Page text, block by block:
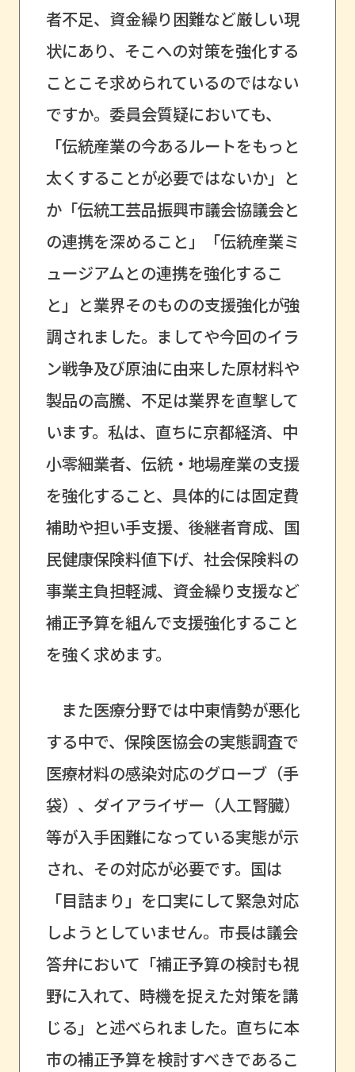
者不足、資金繰り困難など厳しい現
状にあり、そこへの対策を強化する
ことこそ求められているのではない
ですか。委員会質疑においても、
「伝統産業の今あるルートをもっと
太くすることが必要ではないか」と
か「伝統工芸品振興市議会協議会と
の連携を深めること」「伝統産業ミ
ュージアムとの連携を強化するこ
と」と業界そのものの支援強化が強
調されました。ましてや今回のイラ
ン戦争及び原油に由来した原材料や
製品の高騰、不足は業界を直撃して
います。私は、直ちに京都経済、中
小零細業者、伝統・地場産業の支援
を強化すること、具体的には固定費
補助や担い手支援、後継者育成、国
民健康保険料値下げ、社会保険料の
事業主負担軽減、資金繰り支援など
補正予算を組んで支援強化すること
を強く求めます。
また医療分野では中東情勢が悪化
する中で、保険医協会の実態調査で
医療材料の感染対応のグローブ（手
袋）、ダイアライザー（人工腎臓）
等が入手困難になっている実態が示
され、その対応が必要です。国は
「目詰まり」を口実にして緊急対応
しようとしていません。市長は議会
答弁において「補正予算の検討も視
野に入れて、時機を捉えた対策を講
じる」と述べられました。直ちに本
市の補正予算を検討すべきであるこ